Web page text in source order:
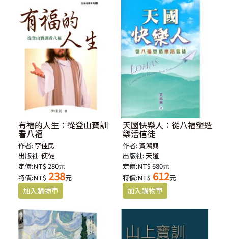
有福的人生：從登山寶訓
看八福
作者:李佳民
出版社:使徒
定價:NT$ 280元
特價:NT$ 238元
天國快樂人：從八福塑造
樂活信徒
作者: 黃鴻興
出版社:天道
定價:NT$ 680元
特價:NT$ 612元